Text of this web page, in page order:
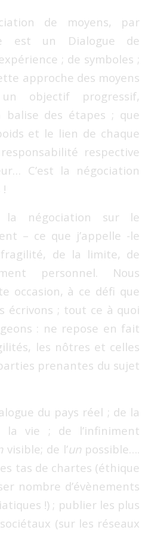
de moyens, par
est un Dialogue de
; de symboles ;
approche des moyens
objectif progressif,
balise des étapes ; que
et le lien de chaque
respective
C’est la négociation
négociation sur le
– ce que j’appelle -le
de la limite, de
personnel. Nous
occasion, à ce défi que
écrivons ; tout ce à quoi
: ne repose en fait
les nôtres et celles
prenantes du sujet
du pays réel ; de la
la vie ; de l’infiniment
visible; de l’un possible….
tas de chartes (éthique
nombre d’évènements
!) ; publier les plus
(sur les réseaux